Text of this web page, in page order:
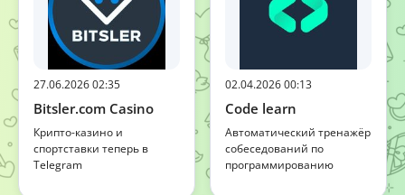
27.06.2026 02:35
Bitsler.com Casino
Крипто-казино и
спортставки теперь в
Telegram
02.04.2026 00:13
Code learn
Автоматический тренажёр
собеседований по
программированию